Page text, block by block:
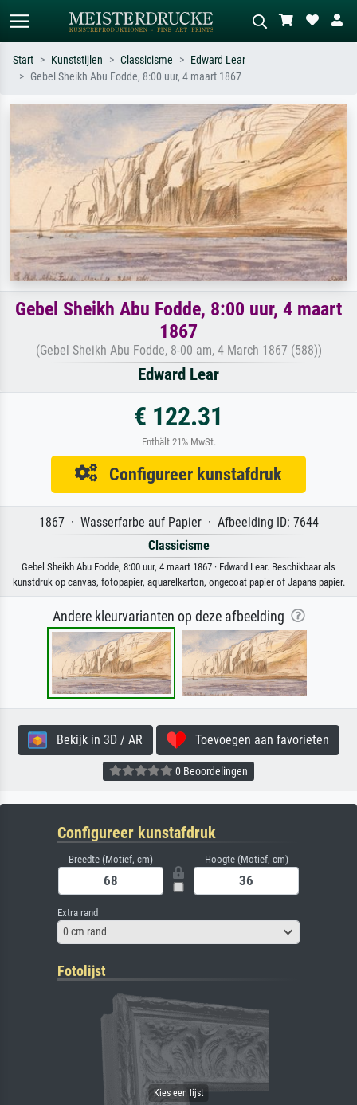
Monet, Sterrennacht, impressionisme,
Hokusai-golf, naakt.
Beschrijf de scène – bijv. groene
weide, abstract met veel rood, donker
olieverfschilderij, staand naakt naast
een boom.
Start Kunststijlen Classicisme
Edward Lear
Gebel Sheikh Abu Fodde, 8:00 uur, 4 maart 1867
Gebel Sheikh Abu Fodde, 8:00 uur, 4 maart
1867
(Gebel Sheikh Abu Fodde, 8-00 am, 4 March 1867 (588))
Edward Lear
€ 122.31
Enthält 21% MwSt.
Configureer kunstafdruk
1867 · Wasserfarbe auf Papier · Afbeelding ID: 7644
Classicisme
Gebel Sheikh Abu Fodde, 8:00 uur, 4 maart 1867 · Edward Lear. Beschikbaar als
kunstdruk op canvas, fotopapier, aquarelkarton, ongecoat papier of Japans papier.
Andere kleurvarianten op deze afbeelding
Bekijk in 3D / AR Toevoegen aan favorieten
0 Beoordelingen
Configureer kunstafdruk
Breedte (Motief, cm) Hoogte (Motief, cm)
Extra rand
0 cm rand
Fotolijst